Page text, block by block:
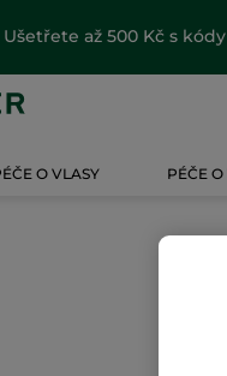
Ušetřete až 500 Kč s kódy
O VLASY PÉČE O